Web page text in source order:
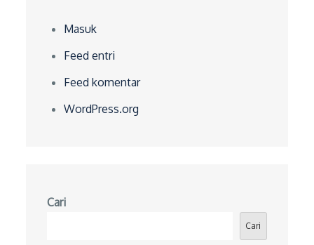
Masuk
Feed entri
Feed komentar
WordPress.org
Cari
Cari